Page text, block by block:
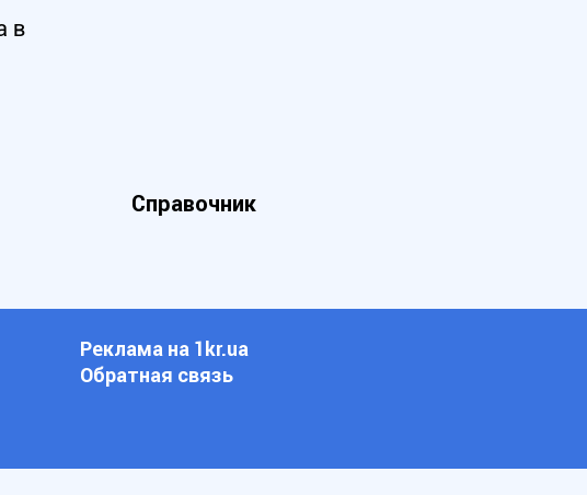
в
Справочник
Реклама на 1kr.ua
Обратная связь